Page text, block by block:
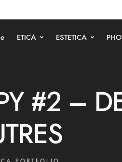
ETICA ESTETICA
#2 –